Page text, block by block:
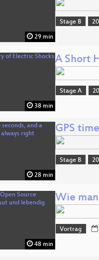
29 min
Stage B
38 min
A Short
Stage A
28 min
GPS
Stage B
48 min
Wie
Vortrag